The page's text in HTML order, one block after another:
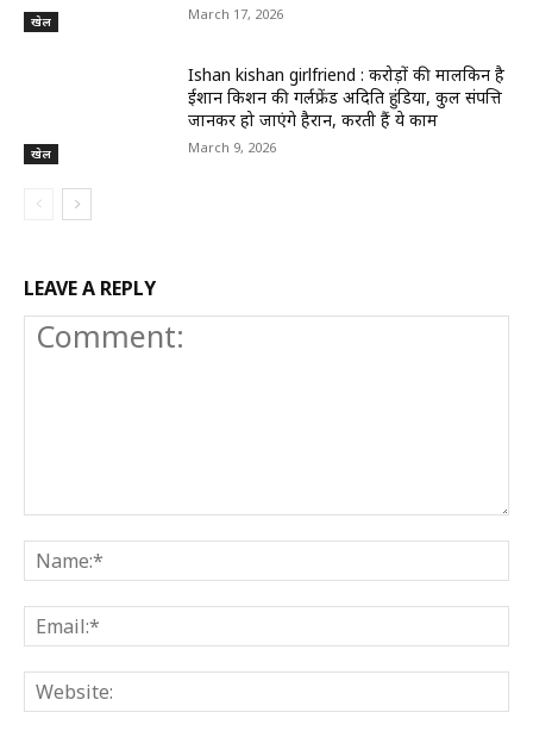
खेल March 17, 2026
खेल
Ishan kishan girlfriend : करोड़ों की मालकिन है
ईशान किशन की गर्लफ्रेंड अदिति हुंडिया, कुल संपत्ति
जानकर हो जाएंगे हैरान, करती हैं ये काम
March 9, 2026
LEAVE A REPLY
Comment: